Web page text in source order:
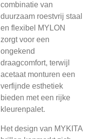
combinatie van
duurzaam roestvrij staal
en flexibel MYLON
zorgt voor een
ongekend
draagcomfort, terwijl
acetaat monturen een
verfijnde esthetiek
bieden met een rijke
kleurenpalet.
Het design van MYKITA